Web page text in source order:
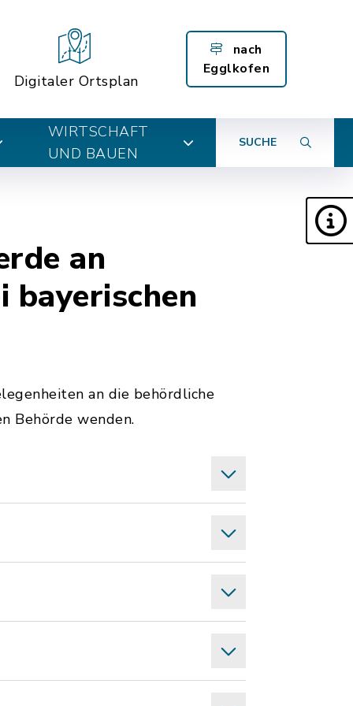
Digitaler Ortsplan
nach
Egglkofen
WIRTSCHAFT
UND BAUEN
SUCHE
an
bayerischen
an die behördliche
Behörde wenden.